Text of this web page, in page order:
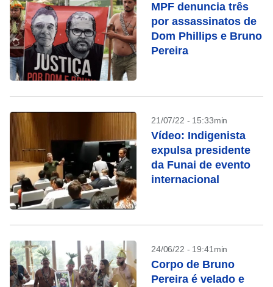
MPF denuncia três
por assassinatos de
Dom Phillips e Bruno
Pereira
21/07/22 - 15:33min
Vídeo: Indigenista
expulsa presidente
da Funai de evento
internacional
24/06/22 - 19:41min
Corpo de Bruno
Pereira é velado e